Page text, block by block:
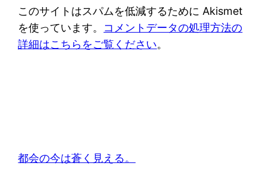
このサイトはスパムを低減するために Akismet
を使っています。 コメントデータの処理方法の
詳細はこちらをご覧ください。
都会の今は蒼く見える。